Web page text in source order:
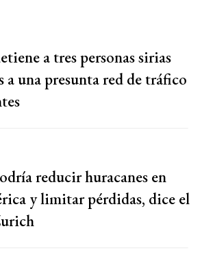
a tres personas sirias
a una presunta red de tráfico
reducir huracanes en
y limitar pérdidas, dice el